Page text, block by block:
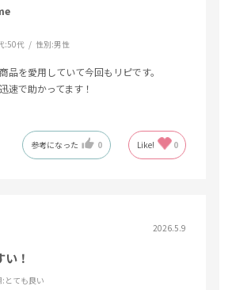
:50代 性別:男性
品を愛用していて今回もリピです。
速で助かってます！
参考になった 0 Like! 0
2026.5.9
！
:とても良い